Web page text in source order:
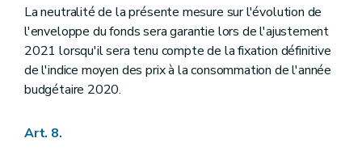
La neutralité de la présente mesure sur l'évolution de
l'enveloppe du fonds sera garantie lors de l'ajustement
2021 lorsqu'il sera tenu compte de la fixation définitive
de l'indice moyen des prix à la consommation de l'année
budgétaire 2020.
Art. 8.